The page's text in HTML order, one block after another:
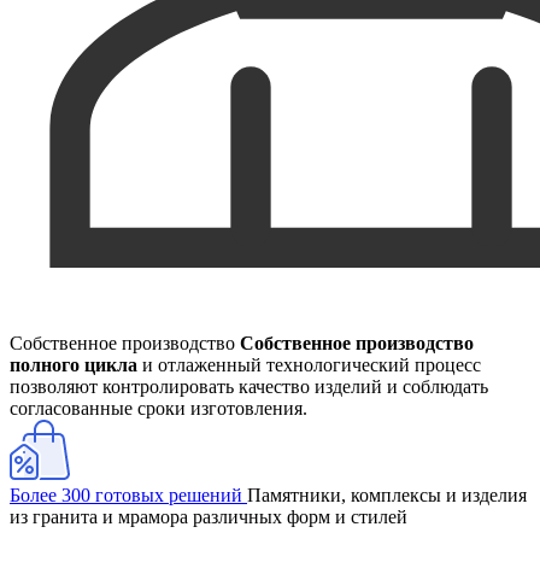
Собственное производство Собственное производство
полного цикла и отлаженный технологический процесс
позволяют контролировать качество изделий и соблюдать
согласованные сроки изготовления.
Более 300 готовых решений Памятники, комплексы и изделия
из гранита и мрамора различных форм и стилей